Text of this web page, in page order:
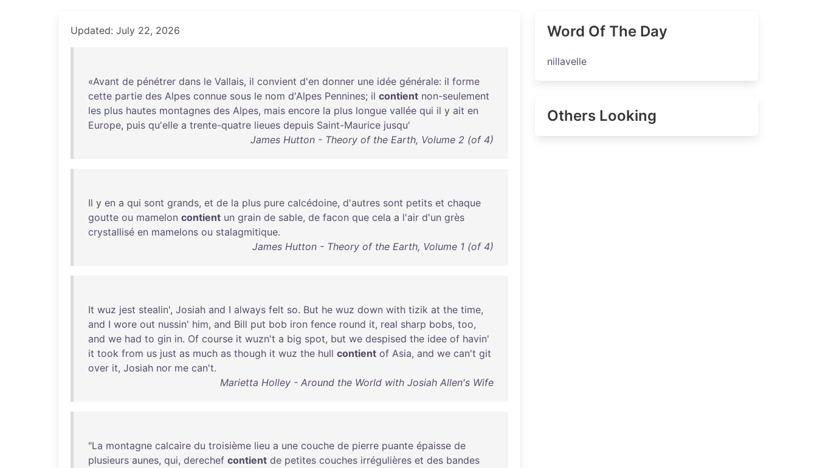
Updated: July 22, 2026
«Avant de pénétrer dans le Vallais, il convient d'en donner une idée générale: il forme
cette partie des Alpes connue sous le nom d'Alpes Pennines; il contient non-seulement
les plus hautes montagnes des Alpes, mais encore la plus longue vallée qui il y ait en
Europe, puis qu'elle a trente-quatre lieues depuis Saint-Maurice jusqu'
James Hutton - Theory of the Earth, Volume 2 (of 4)
Il y en a qui sont grands, et de la plus pure calcédoine, d'autres sont petits et chaque
goutte ou mamelon contient un grain de sable, de facon que cela a l'air d'un grès
crystallisé en mamelons ou stalagmitique.
James Hutton - Theory of the Earth, Volume 1 (of 4)
It wuz jest stealin', Josiah and I always felt so. But he wuz down with tizik at the time,
and I wore out nussin' him, and Bill put bob iron fence round it, real sharp bobs, too,
and we had to gin in. Of course it wuzn't a big spot, but we despised the idee of havin'
it took from us just as much as though it wuz the hull contient of Asia, and we can't git
over it, Josiah nor me can't.
Marietta Holley - Around the World with Josiah Allen's Wife
"La montagne calcaire du troisième lieu a une couche de pierre puante épaisse de
plusieurs aunes, qui, derechef contient de petites couches irrégulières et des bandes
Word Of The Day
nillavelle
Others Looking